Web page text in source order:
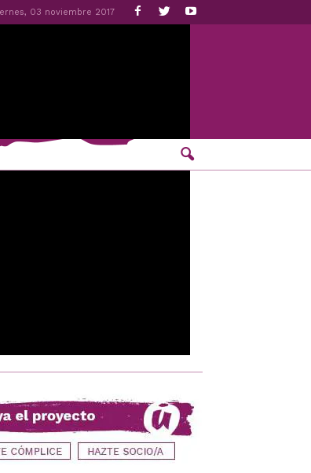
03 noviembre 2017
de
confirmados para las Ferias y